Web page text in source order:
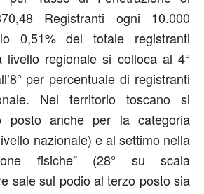
Registranti ogni 10.000
0,51% del totale registranti
livello regionale si colloca al 4°
per percentuale di registranti
Nel territorio toscano si
posto anche per la categoria
nazionale) e al settimo nella
fisiche” (28° su scala
sale sul podio al terzo posto sia